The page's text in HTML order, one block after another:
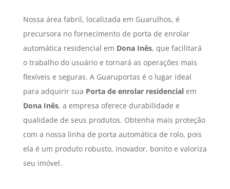
Nossa área fabril, localizada em Guarulhos, é
precursora no fornecimento de porta de enrolar
automática residencial em Dona Inês, que facilitará
o trabalho do usuário e tornará as operações mais
flexíveis e seguras. A Guaruportas é o lugar ideal
para adquirir sua Porta de enrolar residencialem
Dona Inês, a empresa oferece durabilidade e
qualidade de seus produtos. Obtenha mais proteção
com a nossa linha de porta automática de rolo, pois
ela é um produto robusto, inovador, bonito e valoriza
seu imóvel.